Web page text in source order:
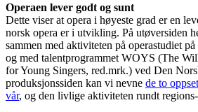
Operaen lever godt og sunt
Dette viser at opera i høyeste grad er en
norsk opera er i utvikling. På utøversiden
sammen med aktiviteten på operastudiet
og med talentprogrammet WOYS (The
for Young Singers, red.mrk.) ved Den
produksjonssiden kan vi nevne de to
vår, og den livlige aktiviteten rundt